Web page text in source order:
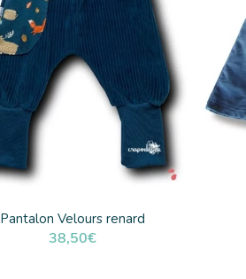
Pantalon Velours renard
38,50€